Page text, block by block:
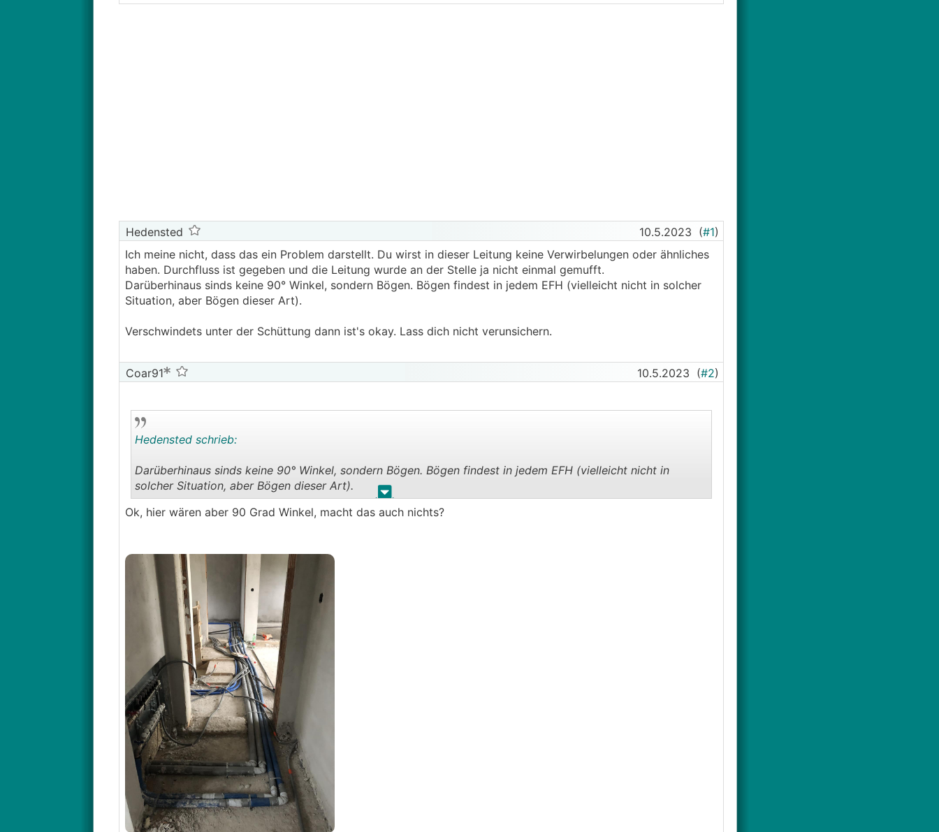
Hedensted 10.5.2023 (#1)
Ich meine nicht, dass das ein Problem darstellt. Du wirst in dieser Leitung keine Verwirbelungen oder ähnliches
haben. Durchfluss ist gegeben und die Leitung wurde an der Stelle ja nicht einmal gemufft.
Darüberhinaus sinds keine 90° Winkel, sondern Bögen. Bögen findest in jedem EFH (vielleicht nicht in solcher
Situation, aber Bögen dieser Art).
Verschwindets unter der Schüttung dann ist's okay. Lass dich nicht verunsichern.
Coar91 10.5.2023 (#2)
. .
Hedensted schrieb:
Darüberhinaus sinds keine 90° Winkel, sondern Bögen. Bögen findest in jedem EFH (vielleicht nicht in
solcher Situation, aber Bögen dieser Art).
Ok, hier wären aber 90 Grad Winkel, macht das auch nichts?